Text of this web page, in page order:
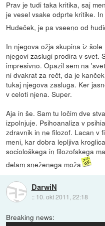
Prav je tudi taka kritika, saj
je vesel vsake odprte kritike.
Hudeček, je pa vseeno od
In njegova ožja skupina iz
njegovi zaslugi prodira v svet.
impresivno. Opazil sem na
ni dvakrat za rečt, da je
tukaj njegova zasluga. Ker
v celoti njena. Super.
Aja in še. Sam tu ločim dve
izpolnjuje. Psihoanaliza v
zdravnik in ne filozof. Lacan v
meni, kar dobra lepljiva
sociološkega in filozofskega
delam sneženega moža
DarwiN
:: 10. okt 2011, 22:18
Breaking news: